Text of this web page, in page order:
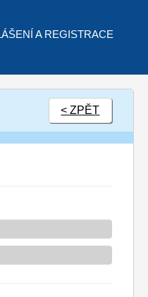
A REGISTRACE
< ZPĚT